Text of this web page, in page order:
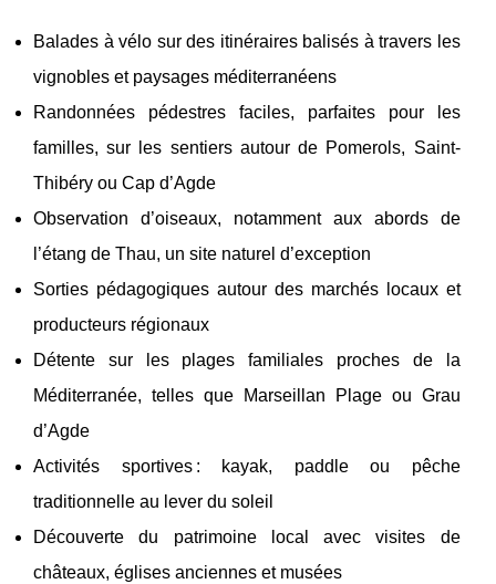
Balades à vélo sur des itinéraires balisés à travers les
vignobles et paysages méditerranéens
Randonnées pédestres faciles, parfaites pour les
familles, sur les sentiers autour de Pomerols, Saint-
Thibéry ou Cap d’Agde
Observation d’oiseaux, notamment aux abords de
l’étang de Thau, un site naturel d’exception
Sorties pédagogiques autour des marchés locaux et
producteurs régionaux
Détente sur les plages familiales proches de la
Méditerranée, telles que Marseillan Plage ou Grau
d’Agde
Activités sportives : kayak, paddle ou pêche
traditionnelle au lever du soleil
Découverte du patrimoine local avec visites de
châteaux, églises anciennes et musées